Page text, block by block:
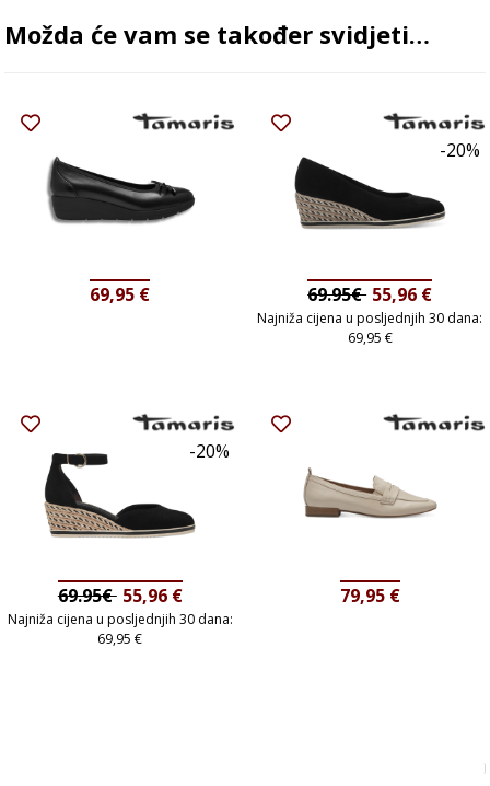
Možda će vam se također svidjeti…
69,95 €
-20%
69.95€ 55,96 €
Najniža cijena u posljednjih 30 dana:
69,95 €
-20%
69.95€ 55,96 €
Najniža cijena u posljednjih 30 dana:
69,95€
79,95 €